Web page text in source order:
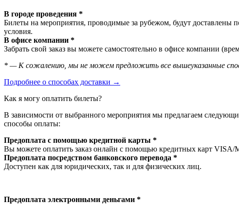
В городе проведения *
Билеты на мероприятия, проводимые за рубежом, будут доставлены
условия.
В офисе компании *
Забрать свой заказ вы можете самостоятельно в офисе компании
* — К сожалению, мы не можем предложить все вышеуказанные
Подробнее о способах доставки →
Как я могу оплатить билеты?
В зависимости от выбранного мероприятия мы предлагаем
способы оплаты:
Предоплата с помощью кредитной карты *
Вы можете оплатить заказ онлайн с помощью кредитных карт
Предоплата посредством банковского перевода *
Доступен как для юридических, так и для физических лиц.
Предоплата электронными деньгами *